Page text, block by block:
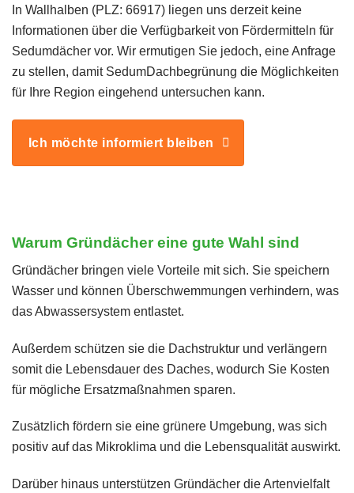
In Wallhalben (PLZ: 66917) liegen uns derzeit keine
Informationen über die Verfügbarkeit von Fördermitteln für
Sedumdächer vor. Wir ermutigen Sie jedoch, eine Anfrage
zu stellen, damit SedumDachbegrünung die Möglichkeiten
für Ihre Region eingehend untersuchen kann.
Ich möchte informiert bleiben
Warum Gründächer eine gute Wahl sind
Gründächer bringen viele Vorteile mit sich. Sie speichern
Wasser und können Überschwemmungen verhindern, was
das Abwassersystem entlastet.
Außerdem schützen sie die Dachstruktur und verlängern
somit die Lebensdauer des Daches, wodurch Sie Kosten
für mögliche Ersatzmaßnahmen sparen.
Zusätzlich fördern sie eine grünere Umgebung, was sich
positiv auf das Mikroklima und die Lebensqualität auswirkt.
Darüber hinaus unterstützen Gründächer die Artenvielfalt